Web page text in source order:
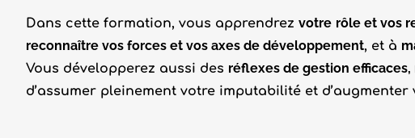
Dans cette formation, vous apprendrez votre rôle et vos
reconnaître vos forces et vos axes de développement, et à
Vous développerez aussi des réflexes de gestion
d’assumer pleinement votre imputabilité et